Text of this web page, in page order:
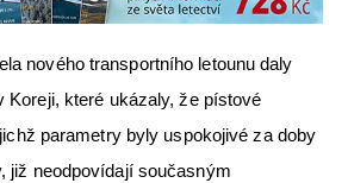
nového transportního letounu daly
Koreji, které ukázaly, že pístové
parametry byly uspokojivé za doby
již neodpovídají současným